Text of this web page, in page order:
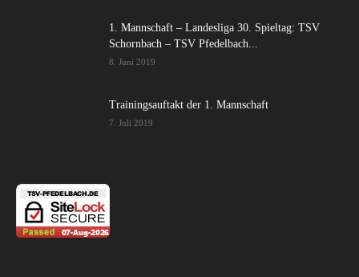
1. Mannschaft – Landesliga 30. Spieltag: TSV
Schornbach – TSV Pfedelbach...
8. Juni 2019
Trainingsauftakt der 1. Mannschaft
7. Juli 2019